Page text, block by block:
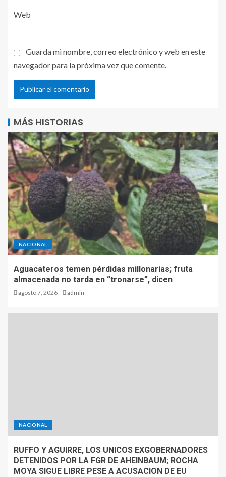
Web
Guarda mi nombre, correo electrónico y web en este
navegador para la próxima vez que comente.
MÁS HISTORIAS
NACIONAL
Aguacateros temen pérdidas millonarias; fruta
almacenada no tarda en “tronarse”, dicen
agosto 7, 2026 admin
NACIONAL
RUFFO Y AGUIRRE, LOS UNICOS EXGOBERNADORES
DETENIDOS POR LA FGR DE AHEINBAUM; ROCHA
MOYA SIGUE LIBRE PESE A ACUSACION DE EU